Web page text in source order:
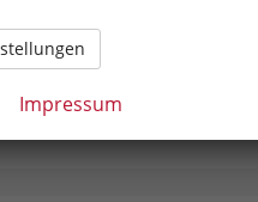
deaktivierbar)
Impressum